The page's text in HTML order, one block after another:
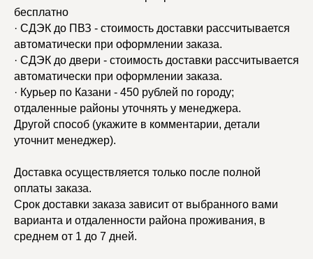
бесплатно
· СДЭК до ПВЗ - стоимость доставки рассчитывается
автоматически при оформлении заказа.
· СДЭК до двери - стоимость доставки рассчитывается
автоматически при оформлении заказа.
· Курьер по Казани - 450 рублей по городу;
отдаленные районы уточнять у менеджера.
Другой способ (укажите в комментарии, детали
уточнит менеджер).
Доставка осуществляется только после полной
оплаты заказа.
Срок доставки заказа зависит от выбранного вами
варианта и отдаленности района проживания, в
среднем от 1 до 7 дней.